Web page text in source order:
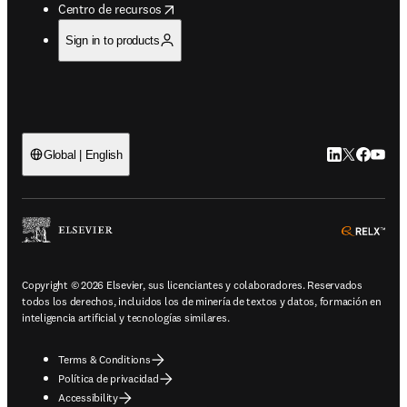
Centro de recursos
opens in new tab/window
Sign in to products
Global | English LinkedIn se
Twitter se
Copyright © 2026 Elsevier, sus licenciantes y colaboradores. Reservados
todos los derechos, incluidos los de minería de textos y datos, formación en
inteligencia artificial y tecnologías similares.
Terms & Conditions
Política de privacidad
Accessibility